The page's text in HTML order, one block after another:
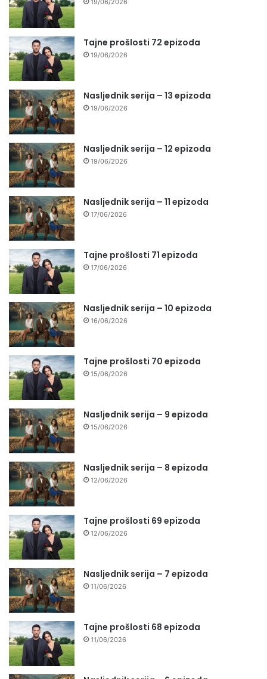
19/06/2026
Tajne prošlosti 72 epizoda
19/06/2026
Nasljednik serija – 13 epizoda
19/06/2026
Nasljednik serija – 12 epizoda
19/06/2026
Nasljednik serija – 11 epizoda
17/06/2026
Tajne prošlosti 71 epizoda
17/06/2026
Nasljednik serija – 10 epizoda
16/06/2026
Tajne prošlosti 70 epizoda
15/06/2026
Nasljednik serija – 9 epizoda
15/06/2026
Nasljednik serija – 8 epizoda
12/06/2026
Tajne prošlosti 69 epizoda
12/06/2026
Nasljednik serija – 7 epizoda
11/06/2026
Tajne prošlosti 68 epizoda
11/06/2026